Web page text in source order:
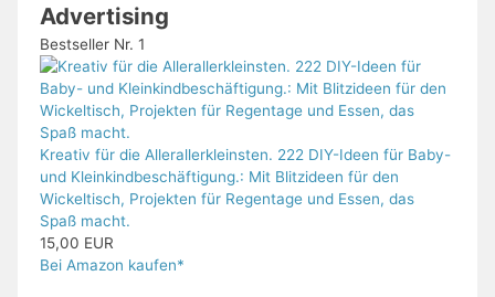
Advertising
Bestseller Nr. 1
Kreativ für die Allerallerkleinsten. 222 DIY-Ideen für Baby-
und Kleinkindbeschäftigung.: Mit Blitzideen für den
Wickeltisch, Projekten für Regentage und Essen, das
Spaß macht.
15,00 EUR
Bei Amazon kaufen*